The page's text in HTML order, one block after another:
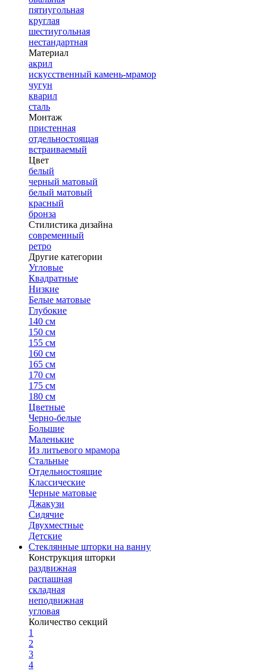
пятиугольная
круглая
шестиугольная
нестандартная
Материал
акрил
искусственный камень-мрамор
чугун
кварил
сталь
Монтаж
пристенная
отдельностоящая
встраиваемый
Цвет
белый
черный матовый
белый матовый
красный
бронза
Стилистика дизайна
современный
ретро
Другие категории
Угловые
Квадратные
Низкие
Белые матовые
Глубокие
140 см
150 см
155 см
160 см
165 см
170 см
175 см
180 см
Цветные
Черно-белые
Большие
Маленькие
Из литьевого мрамора
Стальные
Отдельностоящие
Классические
Черные матовые
Джакузи
Сидячие
Двухместные
Детские
Стеклянные шторки на ванну
Конструкция шторки
раздвижная
распашная
складная
неподвижная
угловая
Количество секций
1
2
3
4